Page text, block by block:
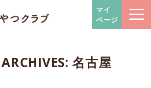
おてらおやつクラブ – たよっ
マイ
ページ
名古屋